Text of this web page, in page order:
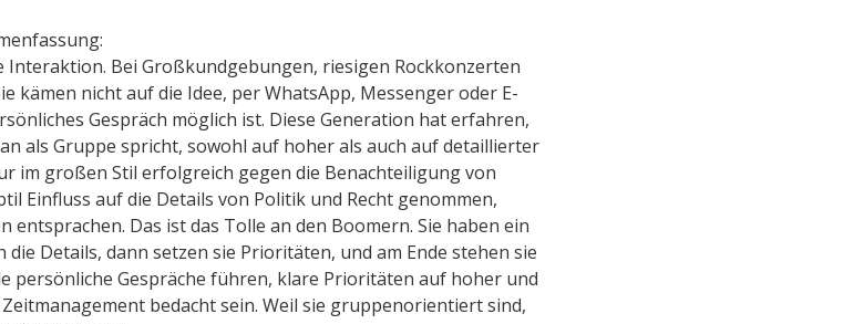
Interaktion. Bei Großkundgebungen, riesigen Rockkonzerten
kämen nicht auf die Idee, per WhatsApp, Messenger oder E-
Gespräch möglich ist. Diese Generation hat erfahren,
als Gruppe spricht, sowohl auf hoher als auch auf detaillierter
im großen Stil erfolgreich gegen die Benachteiligung von
Einfluss auf die Details von Politik und Recht genommen,
entsprachen. Das ist das Tolle an den Boomern. Sie haben ein
Details, dann setzen sie Prioritäten, und am Ende stehen sie
persönliche Gespräche führen, klare Prioritäten auf hoher und
bedacht sein. Weil sie gruppenorientiert sind,